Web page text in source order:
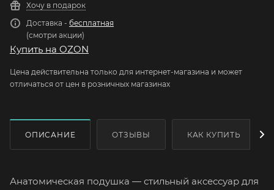
Хочу в подарок
Доставка - бесплатная
(смотри акции)
Купить на OZON
Цена действительна только для интернет-магазина и может
отличаться от цен в розничных магазинах
ОПИСАНИЕ ОТЗЫВЫ КАК КУПИТЬ
Анатомическая подушка — стильный аксессуар для